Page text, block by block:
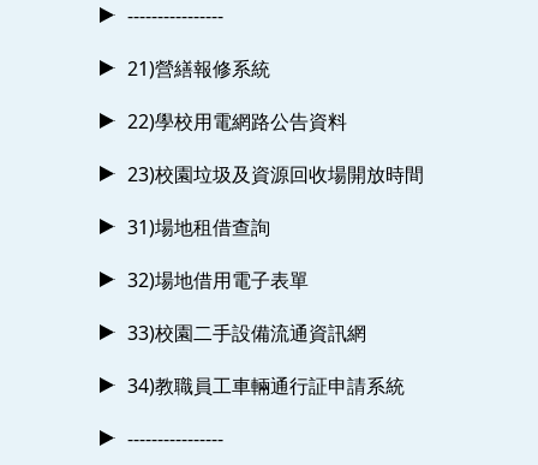
----------------
21)營繕報修系統
22)學校用電網路公告資料
23)校園垃圾及資源回收場開放時間
31)場地租借查詢
32)場地借用電子表單
33)校園二手設備流通資訊網
34)教職員工車輛通行証申請系統
----------------